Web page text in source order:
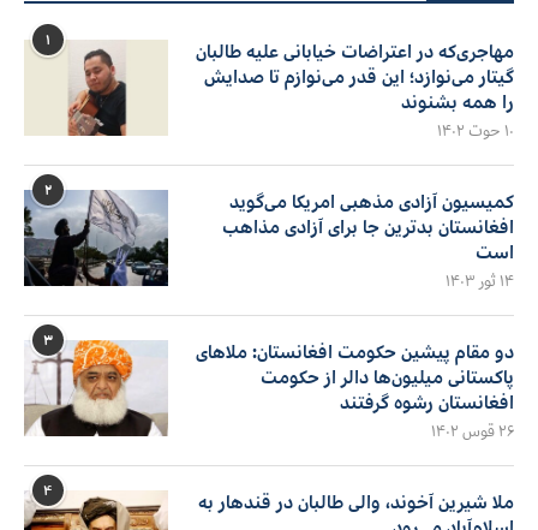
۱
مهاجری‌که در اعتراضات خیابانی علیه طالبان
گیتار می‌نوازد؛ این قدر می‌نوازم تا صدایش
را همه بشنوند
۱۰ حوت ۱۴۰۲
۲
کمیسیون آزادی مذهبی امریکا می‌گوید
افغانستان بدترین جا برای آزادی مذاهب
است
۱۴ ثور ۱۴۰۳
۳
دو مقام پیشین حکومت افغانستان: ملاهای
پاکستانی میلیون‌ها دالر از حکومت
افغانستان رشوه گرفتند
۲۶ قوس ۱۴۰۲
۴
ملا شیرین آخوند، والی طالبان در قندهار به